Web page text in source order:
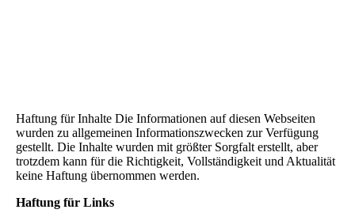
Haftung für Inhalte Die Informationen auf diesen Webseiten
wurden zu allgemeinen Informationszwecken zur Verfügung
gestellt. Die Inhalte wurden mit größter Sorgfalt erstellt, aber
trotzdem kann für die Richtigkeit, Vollständigkeit und Aktualität
keine Haftung übernommen werden.
Haftung für Links